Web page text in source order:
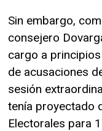
Sin embargo,
consejero
cargo a
de acusaciones
sesión
tenía proyectado
Electorales para